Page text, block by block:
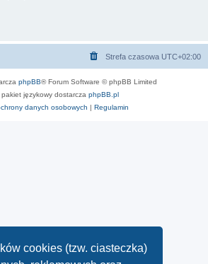
cookies (tzw. ciasteczka)
Strefa czasowa UTC+02:00
phpBB® Forum Software © phpBB Limited
pakiet językowy dostarcza phpBB.pl
danych osobowych | Regulamin